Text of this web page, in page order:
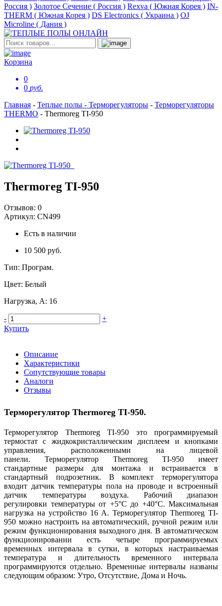
Россия ) Золотое Сечение ( Россия ) Rexva ( Южная Корея ) IN-
THERM ( Южная Корея ) DS Electronics ( Украина ) OJ
Microline ( Дания )
Корзина
0
0 руб.
Главная - Теплые полы - Терморегуляторы - Терморегуляторы
THERMO - Thermoreg TI-950
Thermoreg TI-950
Отзывов: 0
Артикул: CN499
Есть в наличии
10 500 руб.
Тип: Програм.
Цвет: Белый
Нагрузка, А: 16
-
+
Купить
Описание
Характеристики
Сопутствующие товары
Аналоги
Отзывы
Терморегулятор Thermoreg TI-950.
Терморегулятор Thermoreg TI-950 это программируемый
термостат с жидкокристаллическим дисплеем и кнопками
управления, расположенными на лицевой
панели. Терморегулятор Thermoreg TI-950 имеет
стандартные размеры для монтажа и встраивается в
стандартный подрозетник. В комплект терморегулятора
входит датчик температуры пола на проводе и встроенный
датчик температуры воздуха. Рабочий диапазон
регулировки температуры от +5°C до +40°С. Максимальная
нагрузка на устройство 16 А. Терморегулятор Thermoreg TI-
950 можно настроить на автоматический, ручной режим или
режим функционирования выходного дня. В автоматическом
функционировании есть четыре программируемых
временных интервала в сутки, в которых настраиваемая
температура и длительность временного интервала
программируются отдельно. Временные интервалы названы
следующим образом: Утро, Отсутствие, Дома и Ночь.